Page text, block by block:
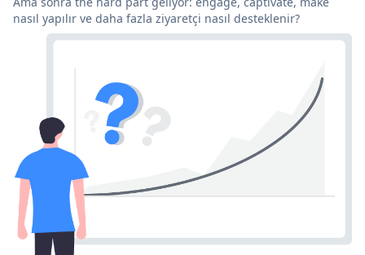
nasıl yapılır ve daha fazla ziyaretçi nasıl desteklenir?